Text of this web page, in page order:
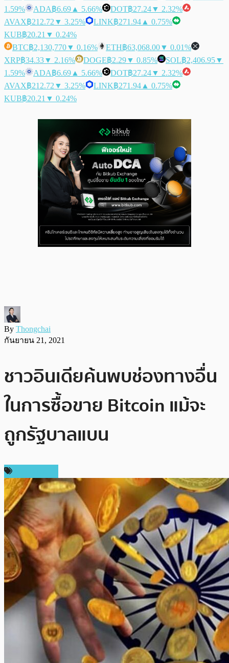
1.59%
ADA฿6.69 ▲ 5.66% DOT฿27.24▼ 2.32%
AVAX฿212.72 ▼ 3.25% LINK฿271.94 ▲ 0.75%
KUB฿20.21 ▼ 0.24%
BTC฿2,130,770▼ 0.16% ETH฿63,068.00▼ 0.01%
XRP฿34.33▼ 2.16% DOGE฿2.29▼ 0.85% SOL฿2,406.95▼
1.59%
ADA฿6.69 ▲ 5.66% DOT฿27.24▼ 2.32%
AVAX฿212.72 ▼ 3.25% LINK฿271.94 ▲ 0.75%
KUB฿20.21 ▼ 0.24%
By Thongchai
กันยายน 21, 2021
ชาวอินเดียค้นพบช่องทางอื่น
ในการซื้อขาย Bitcoin แม้จะ
ถูกรัฐบาลแบน